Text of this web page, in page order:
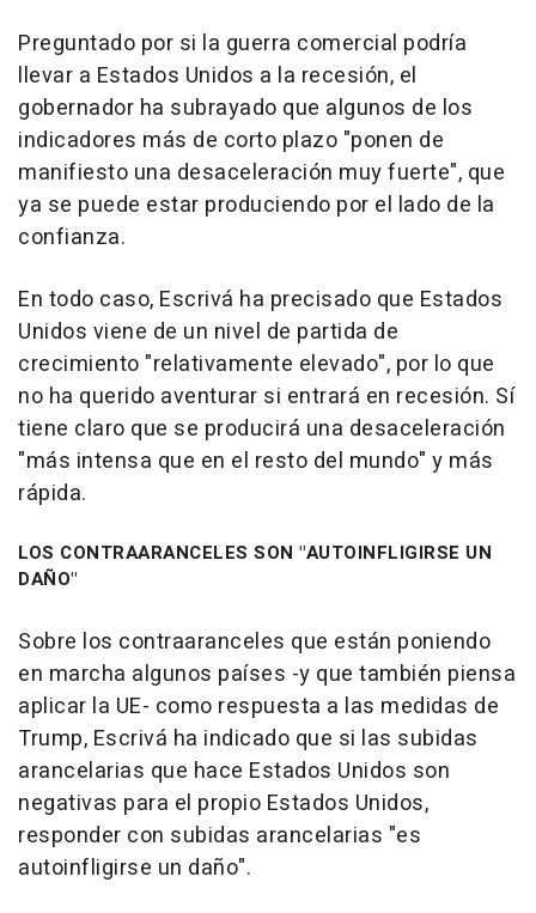
Preguntado por si la guerra comercial podría
llevar a Estados Unidos a la recesión, el
gobernador ha subrayado que algunos de los
indicadores más de corto plazo "ponen de
manifiesto una desaceleración muy fuerte", que
ya se puede estar produciendo por el lado de la
confianza.
En todo caso, Escrivá ha precisado que Estados
Unidos viene de un nivel de partida de
crecimiento "relativamente elevado", por lo que
no ha querido aventurar si entrará en recesión. Sí
tiene claro que se producirá una desaceleración
"más intensa que en el resto del mundo" y más
rápida.
LOS CONTRAARANCELES SON "AUTOINFLIGIRSE UN
DAÑO"
Sobre los contraaranceles que están poniendo
en marcha algunos países -y que también piensa
aplicar la UE- como respuesta a las medidas de
Trump, Escrivá ha indicado que si las subidas
arancelarias que hace Estados Unidos son
negativas para el propio Estados Unidos,
responder con subidas arancelarias "es
autoinfligirse un daño".